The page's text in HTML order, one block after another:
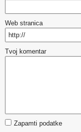
Web stranica
Tvoj komentar
Zapamti podatke